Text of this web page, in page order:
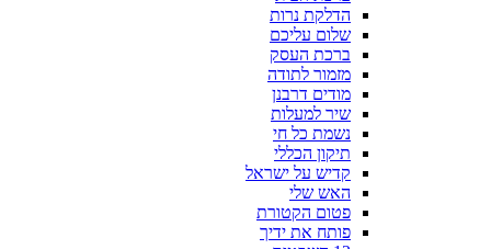
הדלקת נרות
שלום עליכם
ברכת העסק
מזמור לתודה
מודים דרבנן
שיר למעלות
נשמת כל חי
תיקון הכללי
קדיש על ישראל
האש שלי
פטום הקטורת
פותח את ידיך